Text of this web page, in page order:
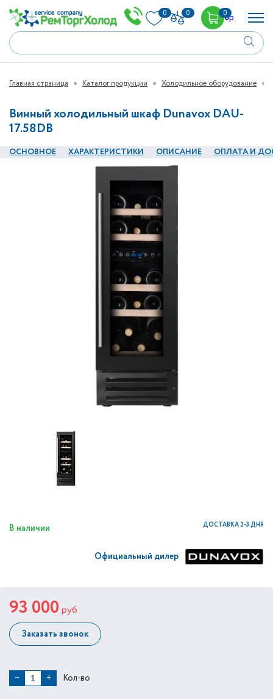
0 0 00р.
Главная страница Каталог продукции Холодильное оборудование
Винный холодильный шкаф Dunavox DAU-
17.58DB
ОСНОВНОЕ ХАРАКТЕРИСТИКИ ОПИСАНИЕ ОПЛАТА И
В наличии ДОСТАВКА 2-3 ДНЯ
Официальный дилер
93 000 руб
Заказать звонок
− + Кол-во